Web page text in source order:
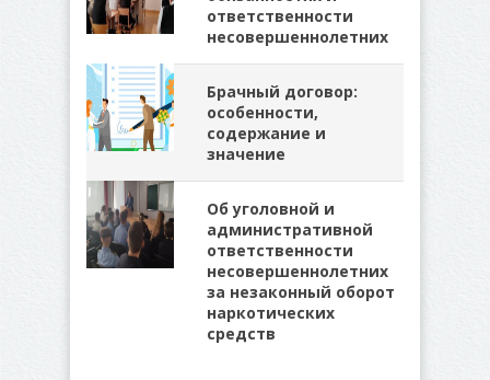
ответственности
несовершеннолетних
Брачный договор:
особенности,
содержание и
значение
Об уголовной и
административной
ответственности
несовершеннолетних
за незаконный оборот
наркотических
средств